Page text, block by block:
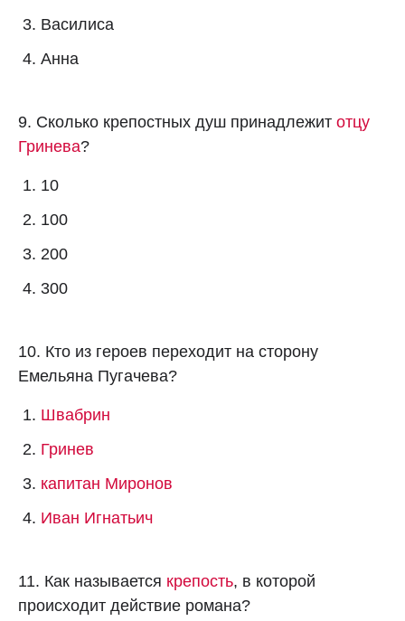
Василиса
Анна
9. Сколько крепостных душ принадлежит отцу
Гринева?
10
100
200
300
10. Кто из героев переходит на сторону
Емельяна Пугачева?
Швабрин
Гринев
капитан Миронов
Иван Игнатьич
11. Как называется крепость, в которой
происходит действие романа?